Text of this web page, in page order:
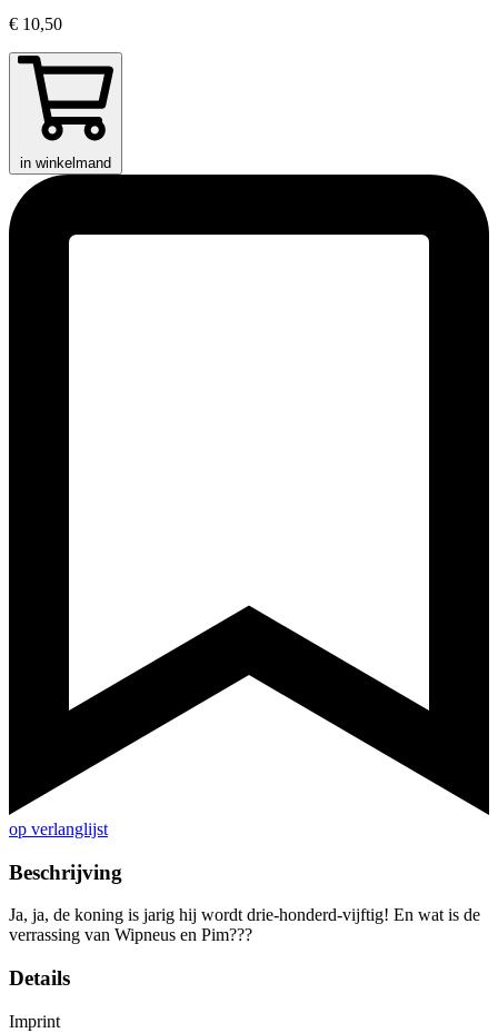
€ 10,50
in winkelmand
op verlanglijst
Beschrijving
Ja, ja, de koning is jarig hij wordt drie-honderd-vijftig! En wat is de
verrassing van Wipneus en Pim???
Details
Imprint